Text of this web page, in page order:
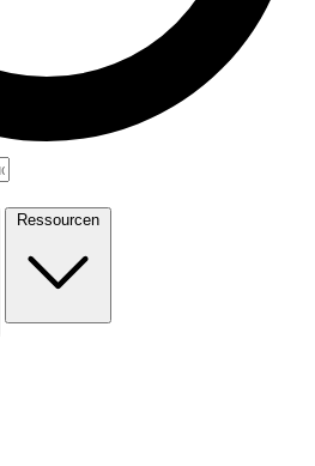
Ressourcen